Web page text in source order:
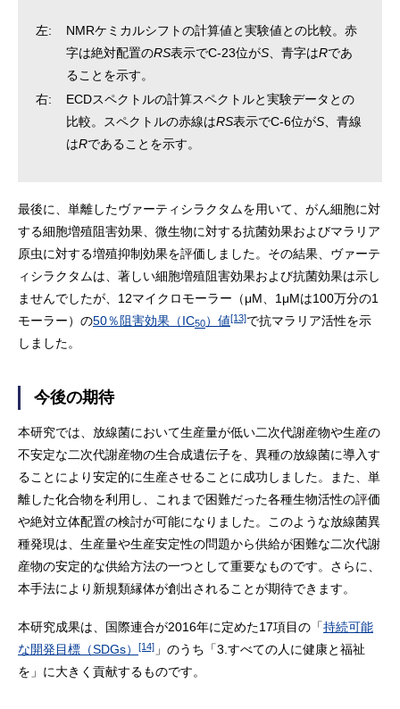
左:
NMRケミカルシフトの計算値と実験値との比較。赤
字は絶対配置のRS表示でC-23位がS、青字はRであ
ることを示す。
右:
ECDスペクトルの計算スペクトルと実験データとの
比較。スペクトルの赤線はRS表示でC-6位がS、青線
はRであることを示す。
最後に、単離したヴァーティシラクタムを用いて、がん細胞に対
する細胞増殖阻害効果、微生物に対する抗菌効果およびマラリア
原虫に対する増殖抑制効果を評価しました。その結果、ヴァーテ
ィシラクタムは、著しい細胞増殖阻害効果および抗菌効果は示し
ませんでしたが、12マイクロモーラー（μM、1μMは100万分の1
モーラー）の50％阻害効果（IC50）値[13]で抗マラリア活性を示
しました。
今後の期待
本研究では、放線菌において生産量が低い二次代謝産物や生産の
不安定な二次代謝産物の生合成遺伝子を、異種の放線菌に導入す
ることにより安定的に生産させることに成功しました。また、単
離した化合物を利用し、これまで困難だった各種生物活性の評価
や絶対立体配置の検討が可能になりました。このような放線菌異
種発現は、生産量や生産安定性の問題から供給が困難な二次代謝
産物の安定的な供給方法の一つとして重要なものです。さらに、
本手法により新規類縁体が創出されることが期待できます。
本研究成果は、国際連合が2016年に定めた17項目の「持続可能
な開発目標（SDGs）
[14] 」のうち「3.すべての人に健康と福祉
を」に大きく貢献するものです。